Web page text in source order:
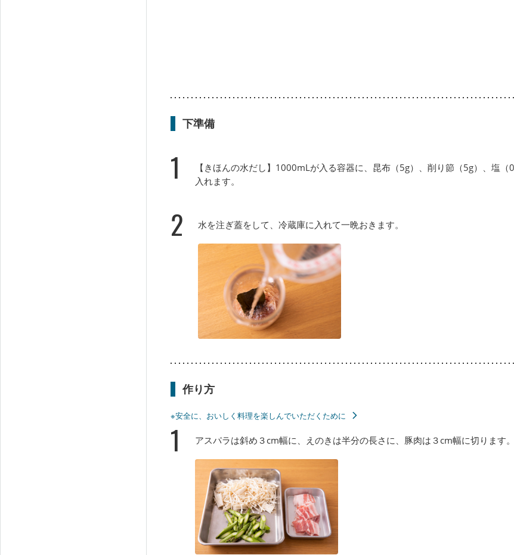
下準備
1
【きほんの水だし】1000mLが入る容器に、昆布（5g）、削り節（5g）、塩
入れます。
2 水を注ぎ蓋をして、冷蔵庫に入れて一晩おきます。
作り方
※安全に、おいしく料理を楽しんでいただくために
1 アスパラは斜め３cm幅に、えのきは半分の長さに、豚肉は３cm幅に切ります。